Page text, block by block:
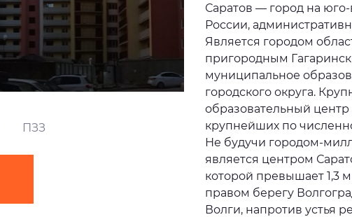
ПЗЗ
Саратов — город на
России,
Является городом
пригородным
муниципальное
городского округа.
образовательный центр
крупнейших по
Не будучи городом-
является центром
которой превышает 1,3
правом берегу
Волги, напротив устья